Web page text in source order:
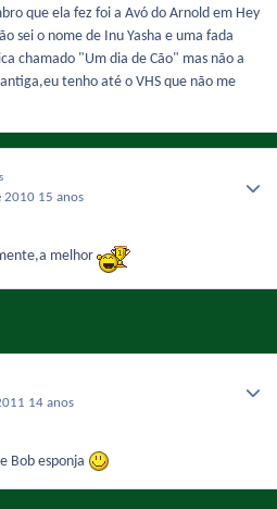
que ela fez foi a Avó do Arnold em Hey
sei o nome de Inu Yasha e uma fada
chamado "Um dia de Cão" mas não a
tenho até o VHS que não me
2010 15 anos
melhor
14 anos
Bob esponja